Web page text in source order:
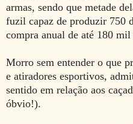
armas, sendo que metade
fuzil capaz de produzir 750
compra anual de até 180 mil
Morro sem entender o que
e atiradores esportivos,
sentido em relação aos
óbvio!).